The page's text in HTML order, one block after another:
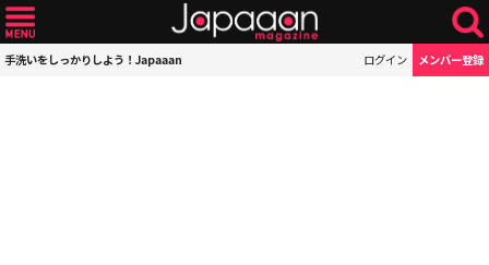
手洗いをしっかりしよう！Japaaan ログイン メンバー登録